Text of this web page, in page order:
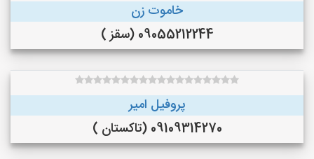
خاموت زن
09055212244 (سقز )
پروفیل امیر
09109314270 (تاکستان )